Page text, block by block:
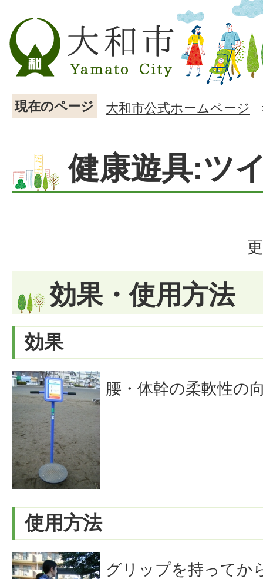
現在のページ 大和市公式ホームページ
健康遊具:ツ
効果・使用方法
効果
腰・体幹の柔軟性の
使用方法
グリップを持ってか